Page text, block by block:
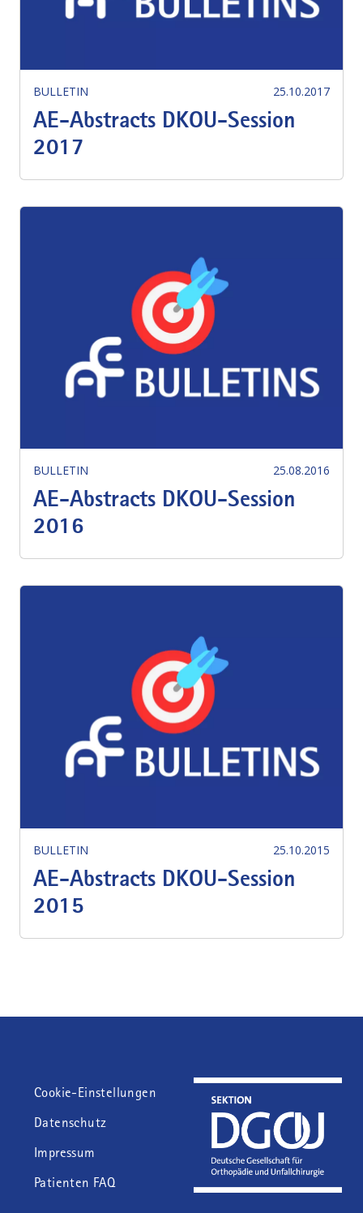
BULLETIN 25.10.2017
AE-Abstracts DKOU-Session
2017
BULLETIN 25.08.2016
AE-Abstracts DKOU-Session
2016
BULLETIN 25.10.2015
AE-Abstracts DKOU-Session
2015
Fußzeile
Cookie-Einstellungen
Datenschutz
Impressum
Patienten FAQ